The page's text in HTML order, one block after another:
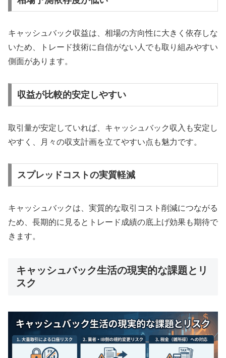
キャッシュバック収益は、相場の方向性に大きく依存しな
いため、トレード技術に自信がない人でも取り組みやすい
側面があります。
収益が比較的安定しやすい
取引量が安定していれば、キャッシュバック収入も安定し
やすく、月々の収支計画を立てやすい点も魅力です。
スプレッドコストの実質軽減
キャッシュバックは、実質的な取引コスト削減につながる
ため、長期的に見るとトレード成績の底上げ効果も期待で
きます。
キャッシュバック生活の現実的な課題とリ
スク